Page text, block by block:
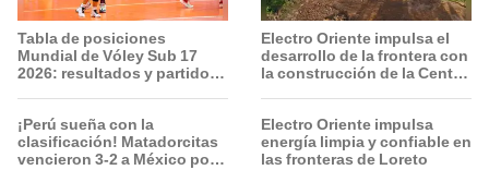
Tabla de posiciones
Mundial de Vóley Sub 17
2026: resultados y partidos
¡Perú sueña con la
clasificación! Matadorcitas
vencieron 3-2 a México por
Electro Oriente impulsa el
desarrollo de la frontera con
la construcción de la Central
Electro Oriente impulsa
energía limpia y confiable en
las fronteras de Loreto